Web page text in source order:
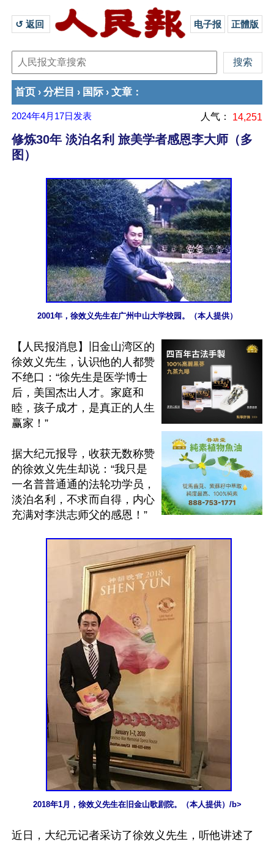
↺ 返回 电子报 正體版
首页 › 分栏目 › 国际 › 文章 ：
2024年4月17日 发表 人气： 14,251
修炼30年 淡泊名利 旅美学者感恩李大师（多
图）
2001年，徐效义先生在广州中山大学校园。（本人提供）
【人民报消息】旧金山湾区的
徐效义先生，认识他的人都赞
不绝口：“徐先生是医学博士
后，美国杰出人才。家庭和
睦，孩子成才，是真正的人生
赢家！”
据大纪元报导，收获无数称赞
的徐效义先生却说：“我只是
一名普普通通的法轮功学员，
淡泊名利，不求而自得，内心
充满对李洪志师父的感恩！”
2018年1月，徐效义先生在旧金山歌剧院。（本人提供）/b>
近日，大纪元记者采访了徐效义先生，听他讲述了